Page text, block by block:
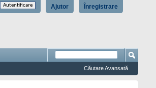
Înregistrare
Ajutor
Căutare Avansată